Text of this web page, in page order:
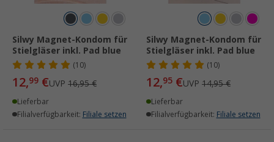
Silwy Magnet-Kondom für
Stielgläser inkl. Pad blue
(10)
12,99 €UVP 16,95 €
Lieferbar
Filialverfügbarkeit: Filiale setzen
Silwy Magnet-Kondom für
Stielgläser inkl. Pad blue
(10)
12,95 €UVP 14,95 €
Lieferbar
Filialverfügbarkeit: Filiale setzen